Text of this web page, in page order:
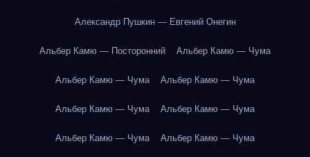
Александр Пушкин — Евгений Онегин
Альбер Камю — Посторонний Альбер Камю — Чума
Альбер Камю — Чума Альбер Камю — Чума
Альбер Камю — Чума Альбер Камю — Чума
Альбер Камю — Чума Альбер Камю — Чума